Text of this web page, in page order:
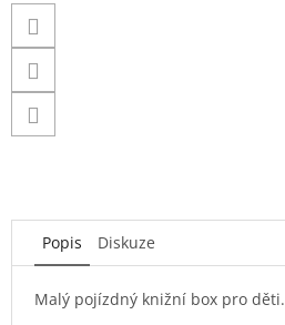
Popis Diskuze
Malý pojízdný knižní box pro děti.